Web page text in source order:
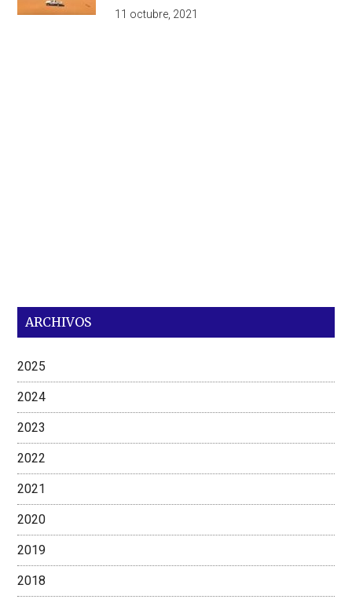
11 octubre, 2021
ARCHIVOS
2025
2024
2023
2022
2021
2020
2019
2018